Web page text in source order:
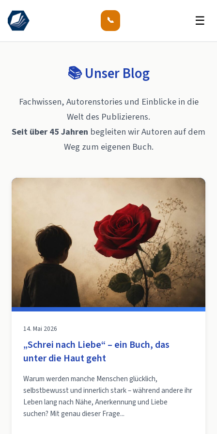
📞 ☰
📚 Unser Blog
Fachwissen, Autorenstories und Einblicke in die
Welt des Publizierens.
Seit über 45 Jahren begleiten wir Autoren auf dem
Weg zum eigenen Buch.
14. Mai 2026
„Schrei nach Liebe“ – ein Buch, das
unter die Haut geht
Warum werden manche Menschen glücklich,
selbstbewusst und innerlich stark – während andere ihr
Leben lang nach Nähe, Anerkennung und Liebe
suchen? Mit genau dieser Frage...